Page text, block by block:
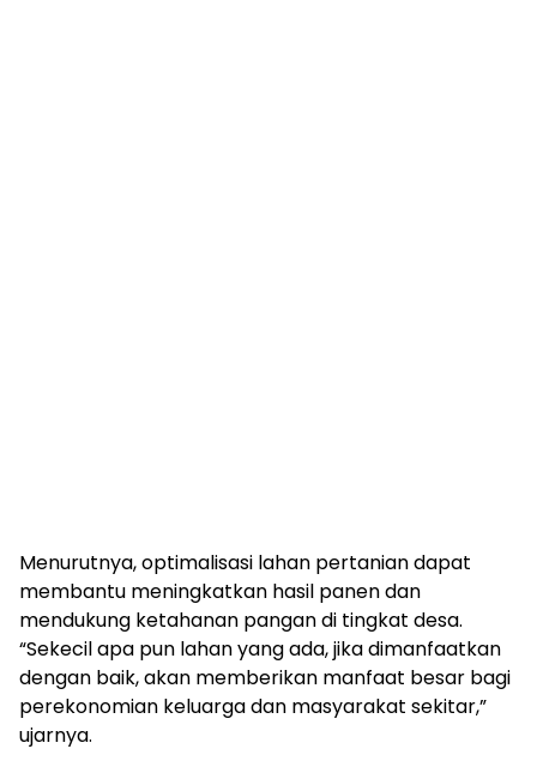
Menurutnya, optimalisasi lahan pertanian dapat
membantu meningkatkan hasil panen dan
mendukung ketahanan pangan di tingkat desa.
“Sekecil apa pun lahan yang ada, jika dimanfaatkan
dengan baik, akan memberikan manfaat besar bagi
perekonomian keluarga dan masyarakat sekitar,”
ujarnya.